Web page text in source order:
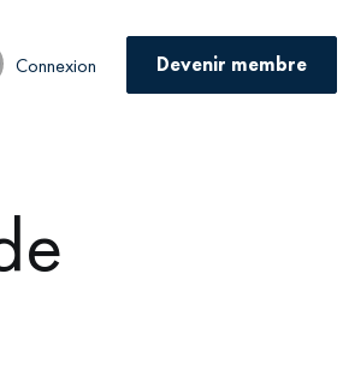
Connexion Devenir membre